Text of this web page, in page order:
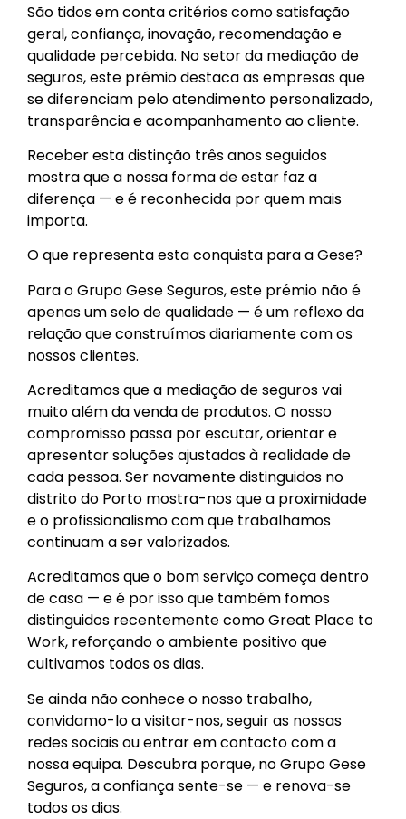
São tidos em conta critérios como satisfação
geral, confiança, inovação, recomendação e
qualidade percebida. No setor da mediação de
seguros, este prémio destaca as empresas que
se diferenciam pelo atendimento personalizado,
transparência e acompanhamento ao cliente.
Receber esta distinção três anos seguidos
mostra que a nossa forma de estar faz a
diferença — e é reconhecida por quem mais
importa.
O que representa esta conquista para a Gese?
Para o Grupo Gese Seguros, este prémio não é
apenas um selo de qualidade — é um reflexo da
relação que construímos diariamente com os
nossos clientes.
Acreditamos que a mediação de seguros vai
muito além da venda de produtos. O nosso
compromisso passa por escutar, orientar e
apresentar soluções ajustadas à realidade de
cada pessoa. Ser novamente distinguidos no
distrito do Porto mostra-nos que a proximidade
e o profissionalismo com que trabalhamos
continuam a ser valorizados.
Acreditamos que o bom serviço começa dentro
de casa — e é por isso que também fomos
distinguidos recentemente como Great Place to
Work, reforçando o ambiente positivo que
cultivamos todos os dias.
Se ainda não conhece o nosso trabalho,
convidamo-lo a visitar-nos, seguir as nossas
redes sociais ou entrar em contacto com a
nossa equipa. Descubra porque, no Grupo Gese
Seguros, a confiança sente-se — e renova-se
todos os dias.